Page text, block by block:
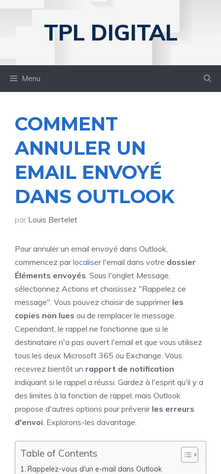
TPL DIGITAL
Menu
COMMENT
ANNULER UN
EMAIL ENVOYÉ
DANS OUTLOOK
par Louis Bertelet
Pour annuler un email envoyé dans Outlook,
commencez parlocaliserl'email dans votre dossier
Éléments envoyés. Sous l'onglet Message,
sélectionnez Actions et choisissez "Rappelez ce
message". Vous pouvez choisir de supprimer les
copies non lues ou de remplacer le message.
Cependant, le rappel ne fonctionne que si le
destinataire n'a pas ouvert l'email et que vous utilisez
tous les deux Microsoft 365 ou Exchange. Vous
recevrez bientôt un rapport de notification
indiquant si le rappel a réussi. Gardez à l'esprit qu'il y a
des limites à la fonction de rappel, mais Outlook
propose d'autres options pour prévenir les erreurs
d'envoi. Explorons-les davantage.
Table of Contents
Rappelez-vous d'un e-mail dans Outlook